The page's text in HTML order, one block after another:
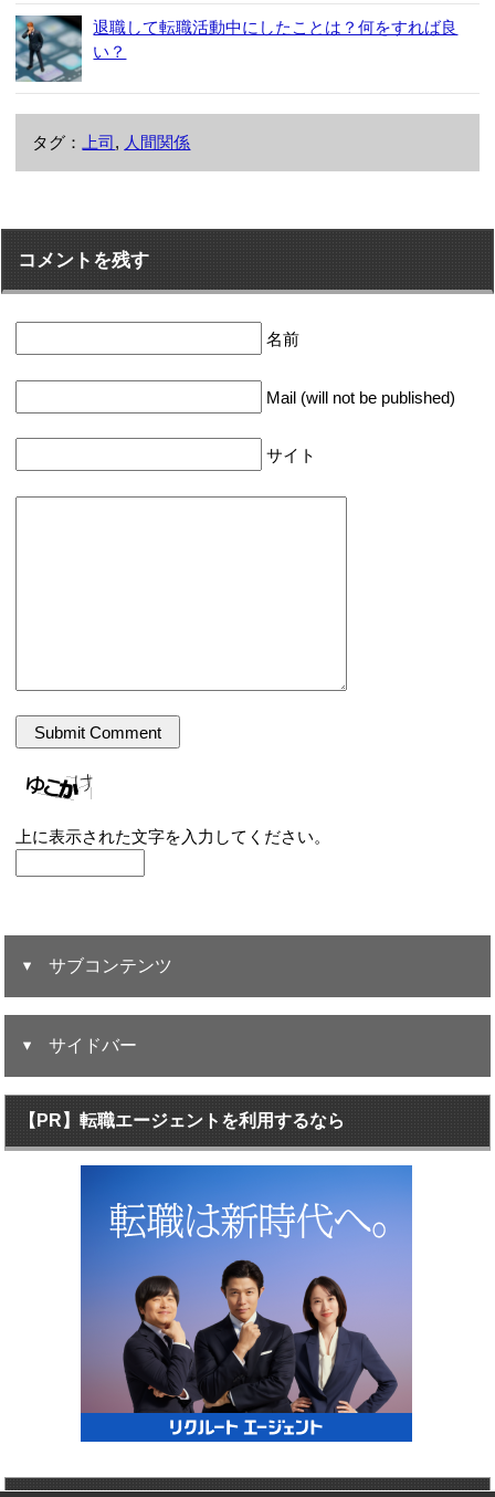
退職して転職活動中にしたことは？何をすれば良
い？
タグ： 上司, 人間関係
コメントを残す
名前
Mail (will not be published)
サイト
上に表示された文字を入力してください。
サブコンテンツ
サイドバー
【PR】転職エージェントを利用するなら